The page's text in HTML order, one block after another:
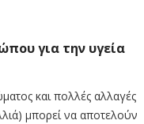
για την υγεία
και πολλές αλλαγές
μπορεί να αποτελούν